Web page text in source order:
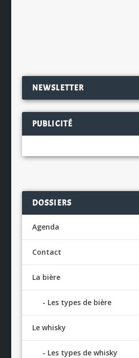
NEWSLETTER
PUBLICITÉ
DOSSIERS
Agenda
Contact
La bière
Les types de bière
Le whisky
Les types de whisky